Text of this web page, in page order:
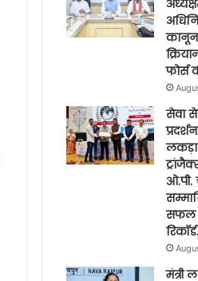
कानून
फोर्स
सेवा
लकड़ा
ओ.पी.
सफल
मंत्री